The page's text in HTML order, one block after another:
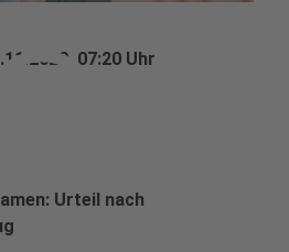
07:20 Uhr
Urteil nach